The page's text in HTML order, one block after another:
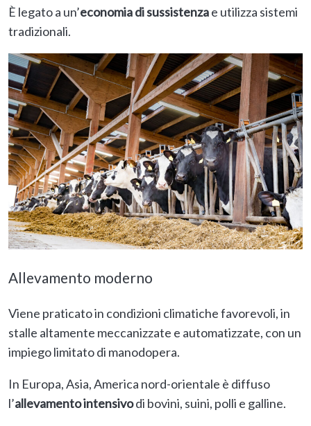
È legato a un’economia di sussistenzae utilizza sistemi
tradizionali.
Allevamento moderno
Viene praticato in condizioni climatiche favorevoli, in
stalle altamente meccanizzate e automatizzate, con un
impiego limitato di manodopera.
In Europa, Asia, America nord-orientale è diffuso
l’allevamento intensivodi bovini, suini, polli e galline.